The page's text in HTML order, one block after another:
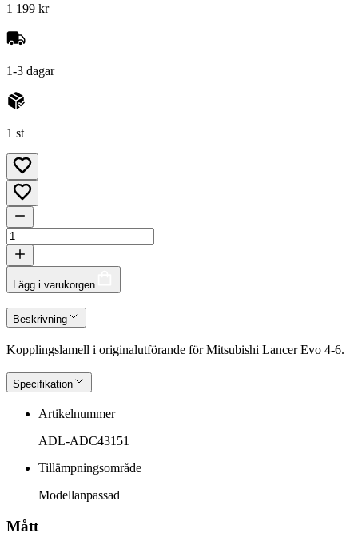
1 199 kr
1-3 dagar
1 st
Lägg i varukorgen
Beskrivning
Kopplingslamell i originalutförande för Mitsubishi Lancer Evo 4-6.
Specifikation
Artikelnummer
ADL-ADC43151
Tillämpningsområde
Modellanpassad
Mått